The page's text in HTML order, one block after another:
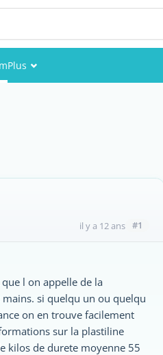
Plus
il y a 12 ans #1
l on appelle de la
si quelqu un ou quelqu
on en trouve facilement
sur la plastiline
kilos de durete moyenne 55